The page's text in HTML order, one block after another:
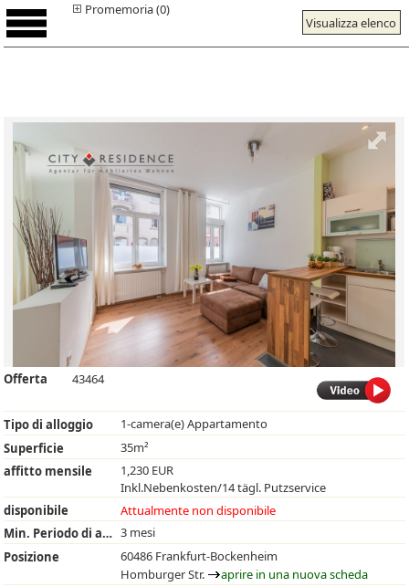
Visualizza elenco
Promemoria (0)
Offerta 43464
Tipo di alloggio
1-camera(e) Appartamento
Superficie
35m²
affitto mensile
1,230 EUR
Inkl.Nebenkosten/14 tägl. Putzservice
disponibile
Attualmente non disponibile
Min. Periodo di affitto 3 mesi
Posizione
60486 Frankfurt-Bockenheim
Homburger Str.
aprire in una nuova scheda